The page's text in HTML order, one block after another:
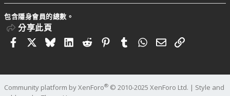
包含隱身會員的總數。
分享此頁
FacebookBlueskyLinkedIn
RedditPinterestTumblrWhatsApp
電子郵件
連結
Community platform by XenForo® © 2010-2025 XenForo Ltd. | Style and